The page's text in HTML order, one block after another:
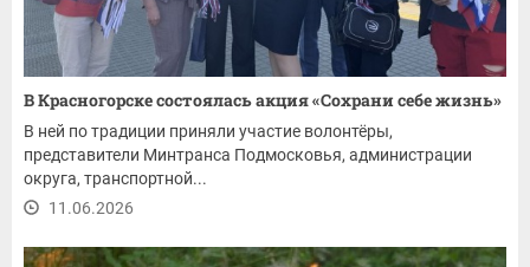
В Красногорске состоялась акция «Сохрани себе жизнь»
В ней по традиции приняли участие волонтёры,
представители Минтранса Подмосковья, администрации
округа, транспортной...
11.06.2026